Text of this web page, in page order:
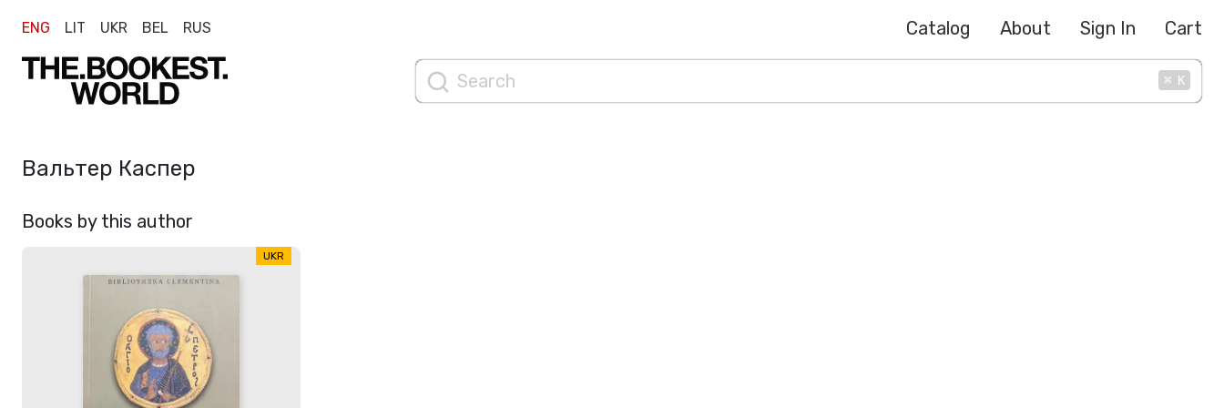
ENG LIT UKR BEL RUS Catalog About Sign In Cart
⌘ K
Вальтер Каспер
Books by this author
UKR